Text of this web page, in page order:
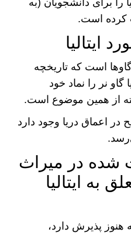
را برای دانشجویان (به
است.
ایتالیا
گاو‌ها است که تاریخچه
گاو نر را نماد خود
از همین موضوع است.
در اعماق دریا وجود دارد
شده در میراث
به ایتالیا
هنوز پذیرش دارد،